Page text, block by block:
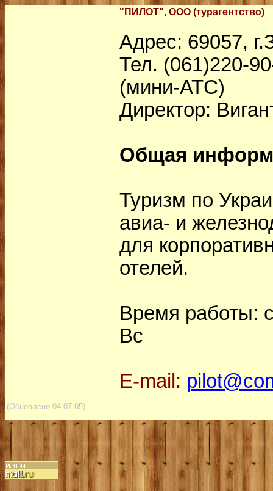
"ПИЛОТ", ООО (турагентство)
Адрес: 69057,
Тел. (061)220-
(мини-АТС)
Директор:
Общая
Туризм по
авиа- и
для
отелей.
Время работы:
Вс
E-mail:
(Обновлено 04.07.05)